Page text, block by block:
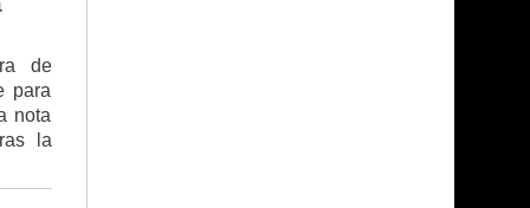
de
para
nota
la